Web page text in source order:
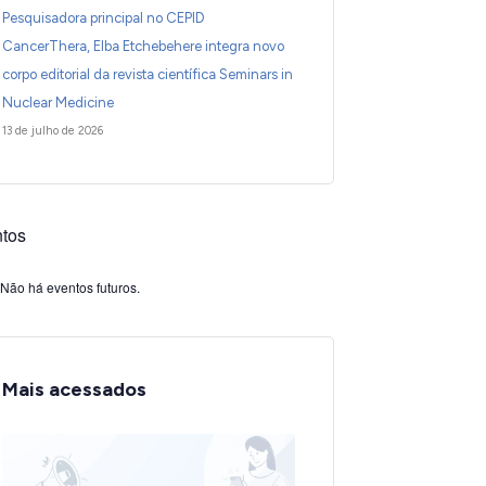
Pesquisadora principal no CEPID
CancerThera, Elba Etchebehere integra novo
corpo editorial da revista científica Seminars in
Nuclear Medicine
13 de julho de 2026
Não há eventos futuros.
Mais acessados